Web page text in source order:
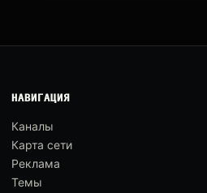
НАВИГАЦИЯ
Каналы
Карта сети
Реклама
Темы